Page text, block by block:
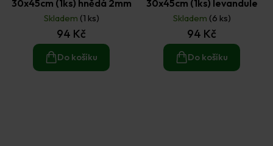
30x45cm (1ks) hnědá 2mm
Skladem (1 ks)
94 Kč
Do košíku
30x45cm (1ks) levandule
Skladem (6 ks)
94 Kč
Do košíku